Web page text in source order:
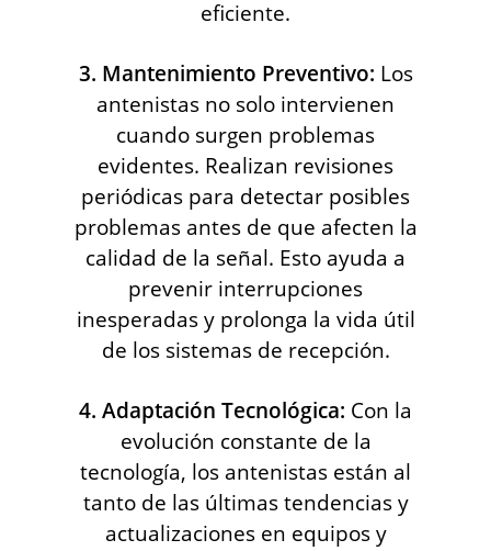
eficiente.
3. Mantenimiento Preventivo: Los
antenistas no solo intervienen
cuando surgen problemas
evidentes. Realizan revisiones
periódicas para detectar posibles
problemas antes de que afecten la
calidad de la señal. Esto ayuda a
prevenir interrupciones
inesperadas y prolonga la vida útil
de los sistemas de recepción.
4. Adaptación Tecnológica: Con la
evolución constante de la
tecnología, los antenistas están al
tanto de las últimas tendencias y
actualizaciones en equipos y